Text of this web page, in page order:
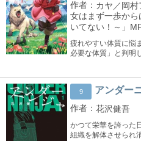
カヤ／岡
女はまず一歩か
いてない！～」
疲れやすい体質に悩
必要な体質」と判明
9 アンダー
花沢健吾
かつて栄華を誇った
組織を解体させられ